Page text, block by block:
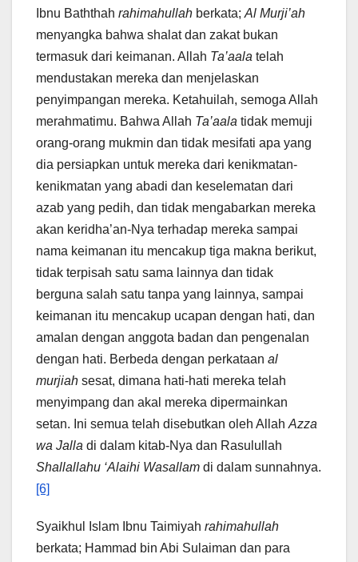
Ibnu Baththah rahimahullah berkata; Al Murji’ah
menyangka bahwa shalat dan zakat bukan
termasuk dari keimanan. Allah Ta’aala telah
mendustakan mereka dan menjelaskan
penyimpangan mereka. Ketahuilah, semoga Allah
merahmatimu. Bahwa Allah Ta’aala tidak memuji
orang-orang mukmin dan tidak mesifati apa yang
dia persiapkan untuk mereka dari kenikmatan-
kenikmatan yang abadi dan keselematan dari
azab yang pedih, dan tidak mengabarkan mereka
akan keridha’an-Nya terhadap mereka sampai
nama keimanan itu mencakup tiga makna berikut,
tidak terpisah satu sama lainnya dan tidak
berguna salah satu tanpa yang lainnya, sampai
keimanan itu mencakup ucapan dengan hati, dan
amalan dengan anggota badan dan pengenalan
dengan hati. Berbeda dengan perkataan al
murjiah sesat, dimana hati-hati mereka telah
menyimpang dan akal mereka dipermainkan
setan. Ini semua telah disebutkan oleh Allah Azza
wa Jalla di dalam kitab-Nya dan Rasulullah
Shallallahu ‘Alaihi Wasallam di dalam sunnahnya.
[6]
Syaikhul Islam Ibnu Taimiyah rahimahullah
berkata; Hammad bin Abi Sulaiman dan para